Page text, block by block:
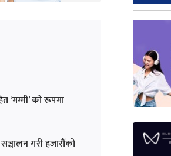
को रूपमा
गरी हजारौंको